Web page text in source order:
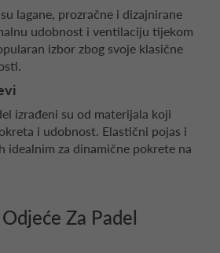
lagane, prozračne i dizajnirane
udobnost i ventilaciju tijekom
izbor zbog svoje klasične
izrađeni su od materijala koji
i udobnost. Elastični pojas i
idealnim za dinamične pokrete na
Za Padel